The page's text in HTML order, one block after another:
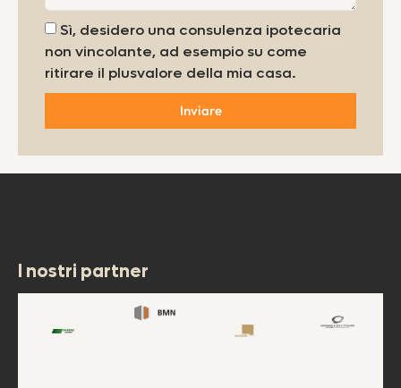
Sì, desidero una consulenza ipotecaria
non vincolante, ad esempio su come
ritirare il plusvalore della mia casa.
Inviare
I nostri partner